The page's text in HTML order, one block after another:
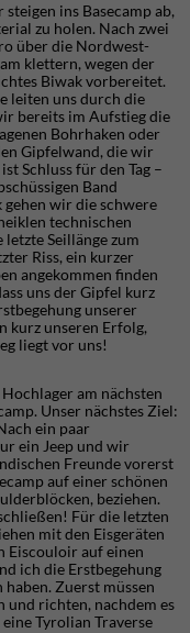
ins Basecamp ab,
zu holen. Nach zwei
über die Nordwest-
klettern, wegen der
Biwak vorbereitet.
leiten uns durch die
bereits im Aufstieg die
Bohrhaken oder
Gipfelwand, die wir
Schluss für den Tag –
Band
wir die schwere
technischen
letzte Seillänge zum
Riss, ein kurzer
angekommen finden
uns der Gipfel kurz
unserer
kurz unseren Erfolg,
liegt vor uns!
am nächsten
Unser nächstes Ziel:
ein paar
ein Jeep und wir
Freunde vorerst
auf einer schönen
beziehen.
Für die letzten
mit den Eisgeräten
Eiscouloir auf einen
ich die Erstbegehung
Zuerst müssen
und richten, nachdem es
Tyrolian Traverse